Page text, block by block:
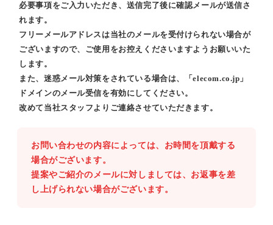
必要事項をご入力いただき、送信完了後に確認メールが送信さ
れます。
フリーメールアドレスは当社のメールを受付けられない場合が
ございますので、ご使用をお控えくださいますようお願いいた
します。
また、迷惑メール対策をされている場合は、「elecom.co.jp」
ドメインのメール受信を有効にしてください。
改めて当社スタッフよりご連絡させていただきます。
お問い合わせの内容によっては、お時間を頂戴する
場合がございます。
提案やご紹介のメールに対しましては、お返事を差
し上げられない場合がございます。